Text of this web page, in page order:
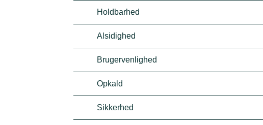
Holdbarhed
Alsidighed
Brugervenlighed
Opkald
Sikkerhed